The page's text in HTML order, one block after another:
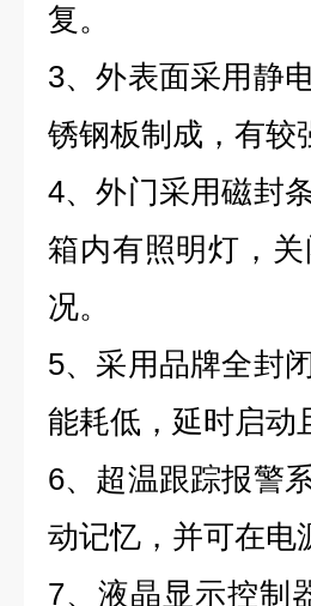
复。
3、外表面采用静
锈钢板制成，有较
4、外门采用磁封
箱内有照明灯，
况。
5、采用品牌全封
能耗低，延时启动
6、超温跟踪报警
动记忆，并可在电
7、液晶显示控制